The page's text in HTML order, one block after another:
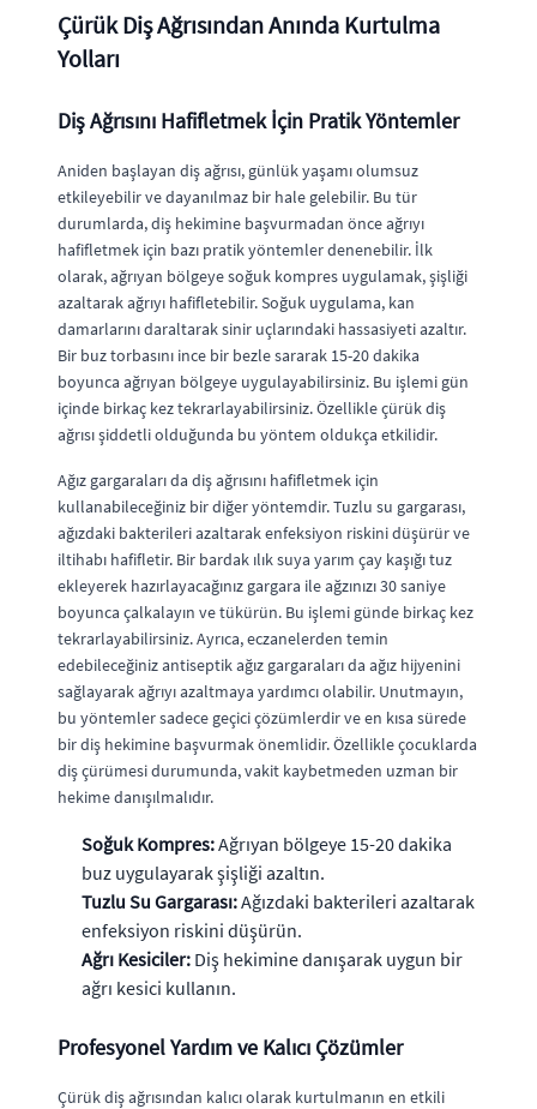
Çürük Diş Ağrısından Anında Kurtulma
Yolları
Diş Ağrısını Hafifletmek İçin Pratik Yöntemler
Aniden başlayan diş ağrısı, günlük yaşamı olumsuz
etkileyebilir ve dayanılmaz bir hale gelebilir. Bu tür
durumlarda, diş hekimine başvurmadan önce ağrıyı
hafifletmek için bazı pratik yöntemler denenebilir. İlk
olarak, ağrıyan bölgeye soğuk kompres uygulamak, şişliği
azaltarak ağrıyı hafifletebilir. Soğuk uygulama, kan
damarlarını daraltarak sinir uçlarındaki hassasiyeti azaltır.
Bir buz torbasını ince bir bezle sararak 15-20 dakika
boyunca ağrıyan bölgeye uygulayabilirsiniz. Bu işlemi gün
içinde birkaç kez tekrarlayabilirsiniz. Özellikle çürük diş
ağrısı şiddetli olduğunda bu yöntem oldukça etkilidir.
Ağız gargaraları da diş ağrısını hafifletmek için
kullanabileceğiniz bir diğer yöntemdir. Tuzlu su gargarası,
ağızdaki bakterileri azaltarak enfeksiyon riskini düşürür ve
iltihabı hafifletir. Bir bardak ılık suya yarım çay kaşığı tuz
ekleyerek hazırlayacağınız gargara ile ağzınızı 30 saniye
boyunca çalkalayın ve tükürün. Bu işlemi günde birkaç kez
tekrarlayabilirsiniz. Ayrıca, eczanelerden temin
edebileceğiniz antiseptik ağız gargaraları da ağız hijyenini
sağlayarak ağrıyı azaltmaya yardımcı olabilir. Unutmayın,
bu yöntemler sadece geçici çözümlerdir ve en kısa sürede
bir diş hekimine başvurmak önemlidir. Özellikle çocuklarda
diş çürümesi durumunda, vakit kaybetmeden uzman bir
hekime danışılmalıdır.
Soğuk Kompres:Ağrıyan bölgeye 15-20 dakika
buz uygulayarak şişliği azaltın.
Tuzlu Su Gargarası:Ağızdaki bakterileri azaltarak
enfeksiyon riskini düşürün.
Ağrı Kesiciler: Diş hekimine danışarak uygun bir
ağrı kesici kullanın.
Profesyonel Yardım ve Kalıcı Çözümler
Çürük diş ağrısından kalıcı olarak kurtulmanın en etkili